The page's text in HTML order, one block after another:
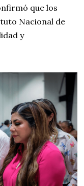
que los
Nacional de
y